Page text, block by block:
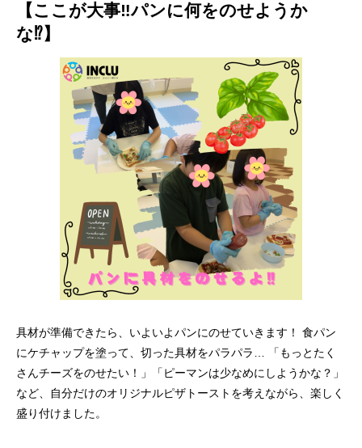
【ここが大事‼パンに何をのせようか
な⁉】
具材が準備できたら、いよいよパンにのせていきます！ 食パン
にケチャップを塗って、切った具材をパラパラ… 「もっとたく
さんチーズをのせたい！」「ピーマンは少なめにしようかな？」
など、自分だけのオリジナルピザトーストを考えながら、楽しく
盛り付けました。